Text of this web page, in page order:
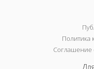
Политика
Соглашение